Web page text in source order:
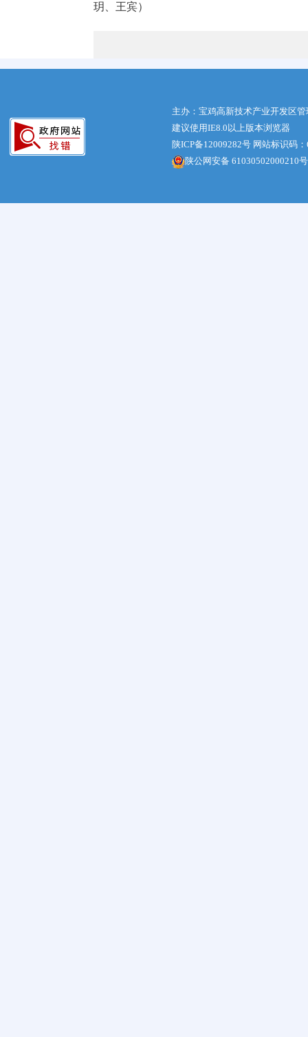
玥、王宾）
主办：宝鸡高新技术产业开发区
建议使用IE8.0以上版本浏览器
陕ICP备12009282号 网站标识码
陕公网安备 61030502000210号